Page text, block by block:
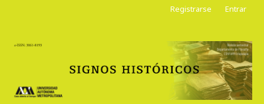
Registrarse Entrar